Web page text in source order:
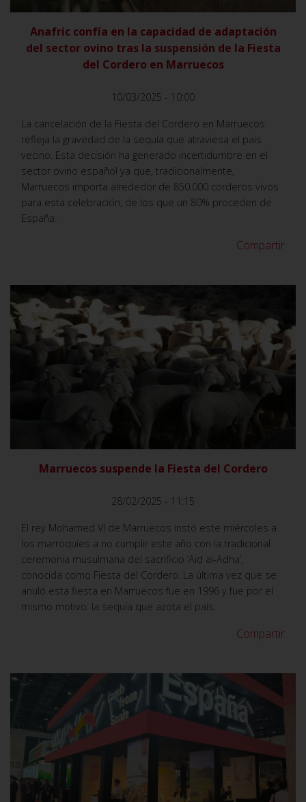
Anafric confía en la capacidad de adaptación
del sector ovino tras la suspensión de la Fiesta
del Cordero en Marruecos
10/03/2025 - 10:00
La cancelación de la Fiesta del Cordero en Marruecos
refleja la gravedad de la sequía que atraviesa el país
vecino. Esta decisión ha generado incertidumbre en el
sector ovino español ya que, tradicionalmente,
Marruecos importa alrededor de 850.000 corderos vivos
para esta celebración, de los que un 80% proceden de
España.
Compartir
Marruecos suspende la Fiesta del Cordero
28/02/2025 - 11:15
El rey Mohamed VI de Marruecos instó este miércoles a
los marroquíes a no cumplir este año con la tradicional
ceremonia musulmana del sacrificio ‘Aid al-Adha’,
conocida como Fiesta del Cordero. La última vez que se
anuló esta fiesta en Marruecos fue en 1996 y fue por el
mismo motivo: la sequía que azota el país.
Compartir